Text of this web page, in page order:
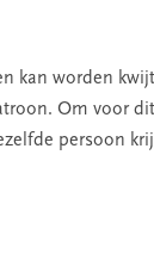
kan worden
Om voor
persoon